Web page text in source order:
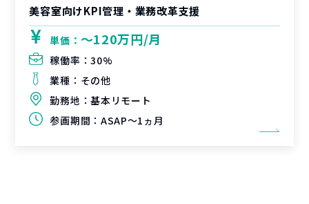
美容室向けKPI管理・業務改革支援
単価： 〜120万円/月
稼働率：30%
業種： その他
勤務地：基本リモート
参画期間： ASAP～1ヵ月